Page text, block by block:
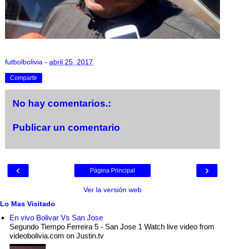
futbolbolivia - abril 25, 2017
Compartir
No hay comentarios.:
Publicar un comentario
‹ ›
Página Principal
Ver la versión web
Lo Mas Visitado
En vivo Bolivar Vs San Jose
Segundo Tiempo Ferreira 5 - San Jose 1 Watch live video from
videobolivia.com on Justin.tv